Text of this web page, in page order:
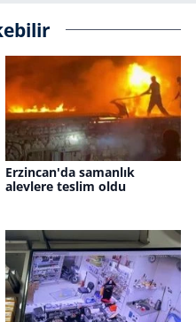
Erzincan'da samanlık
alevlere teslim oldu